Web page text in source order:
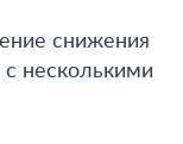
снижения
с несколькими